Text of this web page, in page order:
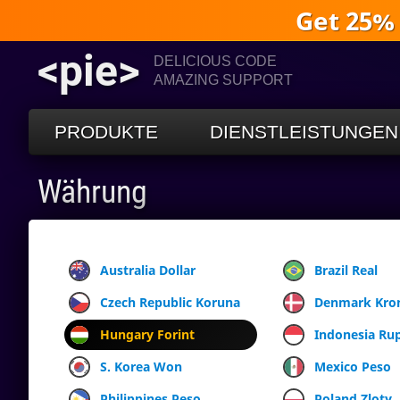
Get
<pie>
DELICIOUS CODE
AMAZING SUPPORT
PRODUKTE DIENSTLEISTUNGEN
Währung
Australia Dollar Brazil Real
Czech Republic Koruna
Denmark
Hungary Forint
Indonesia
S. Korea Won
Mexico Peso